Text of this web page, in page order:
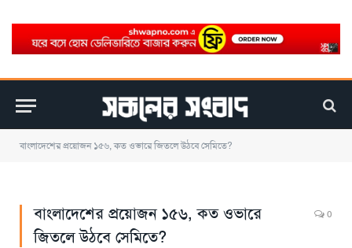
বাংলাদেশের প্রয়োজন ১৫৬, কত ওভারে জিতলে উঠবে সেমিতে?
বাংলাদেশের প্রয়োজন ১৫৬, কত ওভারে
জিতলে উঠবে সেমিতে?
0